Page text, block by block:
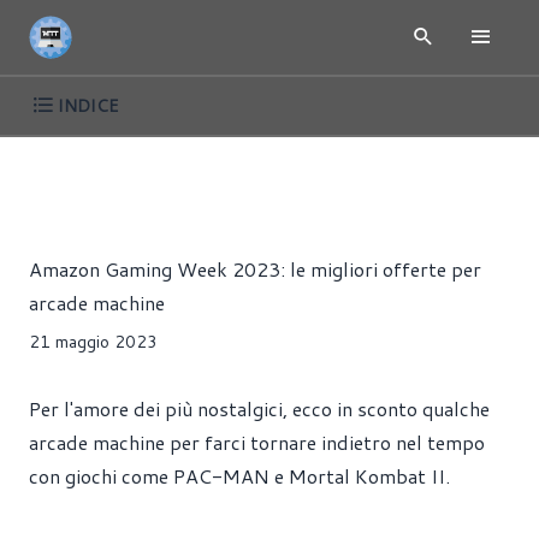
INDICE
AMAZON GAMING WEEK MAGGIO 2023 - LE MIGLIORI
Amazon Gaming Week 2023: le migliori offerte per
arcade machine
21 maggio 2023
Per l'amore dei più nostalgici, ecco in sconto qualche
arcade machine per farci tornare indietro nel tempo
con giochi come PAC-MAN e Mortal Kombat II.